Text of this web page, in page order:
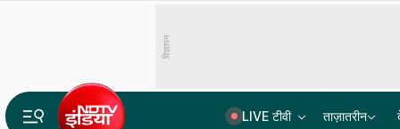
विज्ञापन
LIVE टीवी ताज़ातरीन